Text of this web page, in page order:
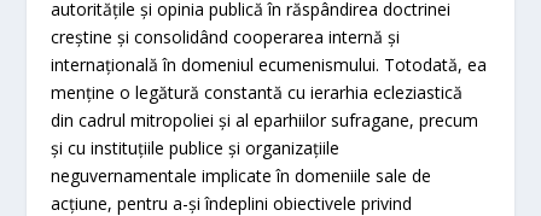
autoritățile și opinia publică în răspândirea doctrinei
creștine și consolidând cooperarea internă și
internațională în domeniul ecumenismului. Totodată, ea
menține o legătură constantă cu ierarhia ecleziastică
din cadrul mitropoliei și al eparhiilor sufragane, precum
și cu instituțiile publice și organizațiile
neguvernamentale implicate în domeniile sale de
acțiune, pentru a-și îndeplini obiectivele privind